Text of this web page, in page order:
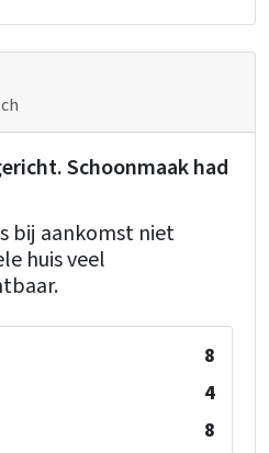
Schoonmaak had
bij aankomst niet
huis veel
8
4
8